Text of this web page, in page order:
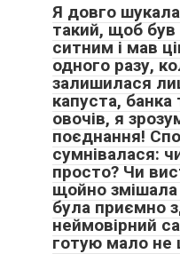
Я довго
такий, щоб
ситним і мав
одного разу,
залишилася
капуста, банка
овочів, я
поєднання!
сумнівалася:
просто? Чи
щойно змішала
була приємно
неймовірний
готую мало